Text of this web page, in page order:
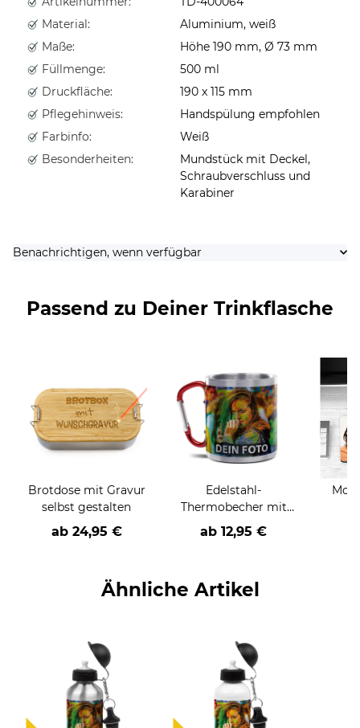
Material:
Aluminium, weiß
Maße:
Höhe 190 mm, Ø 73 mm
Füllmenge:
500 ml
Druckfläche:
190 x 115 mm
Pflegehinweis:
Handspülung empfohlen
Farbinfo:
Weiß
Besonderheiten:
Mundstück mit Deckel,
Schraubverschluss und
Karabiner
Benachrichtigen, wenn verfügbar
Passend zu Deiner Trinkflasche
Brotdose mit Gravur
selbst gestalten
ab 24,95 €
Edelstahl-
Thermobecher mit
Karabiner
ab 12,95 €
Ähnliche Artikel